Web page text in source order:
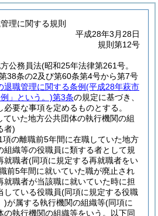
理に関する規則
平成28年3月28日
規則第12号
公務員法(昭和25年法律第261号。
38条の2及び第60条第4号から第7号
退職管理に関する条例(平成28年萩市
」という。)第3条の規定に基づき、
要な事項を定めるものとする。
いた地方公共団体の執行機関の組
者)
の離職前5年間に在職していた地方
組織等の役職員に類する者として規
就職者(同項に規定する再就職者をい
前5年間に就いていた職が廃止され
就職者が当該職に就いていた時に担
している役職員(同項に規定する役職
)が属する執行機関の組織等(同項に
の執行機関の組織等をいう。以下同